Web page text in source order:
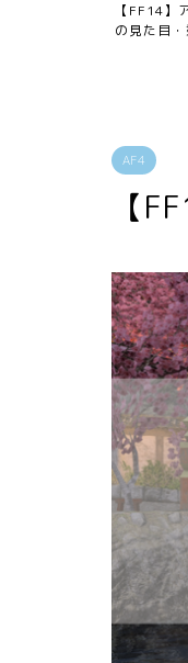
【FF14】
の見た目
AF4
【